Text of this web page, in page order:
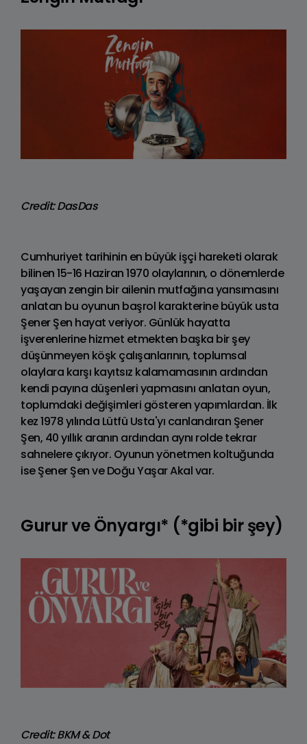
Credit: DasDas
Cumhuriyet tarihinin en büyük işçi hareketi olarak
bilinen 15-16 Haziran 1970 olaylarının, o dönemlerde
yaşayan zengin bir ailenin mutfağına yansımasını
anlatan bu oyunun başrol karakterine büyük usta
Şener Şen hayat veriyor. Günlük hayatta
işverenlerine hizmet etmekten başka bir şey
düşünmeyen köşk çalışanlarının, toplumsal
olaylara karşı kayıtsız kalamamasının ardından
kendi payına düşenleri yapmasını anlatan oyun,
toplumdaki değişimleri gösteren yapımlardan. İlk
kez 1978 yılında Lütfü Usta'yı canlandıran Şener
Şen, 40 yıllık aranın ardından aynı rolde tekrar
sahnelere çıkıyor. Oyunun yönetmen koltuğunda
ise Şener Şen ve Doğu Yaşar Akal var.
Gurur ve Önyargı* (*gibi bir şey)
Credit: BKM & Dot